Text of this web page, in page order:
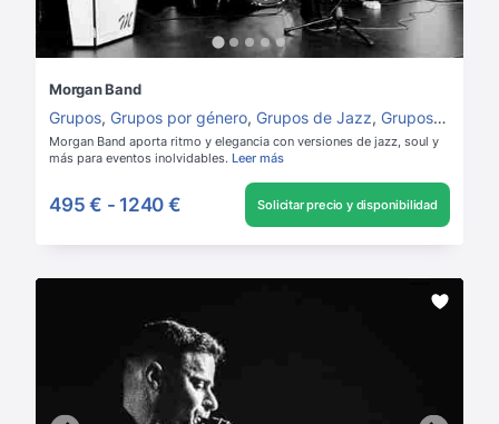
Morgan Band
Grupos, Grupos por género, Grupos de Jazz, Grupos de versiones
Morgan Band aporta ritmo y elegancia con versiones de jazz, soul y
más para eventos inolvidables. Leer más
495 € - 1240 € Solicitar precio y disponibilidad